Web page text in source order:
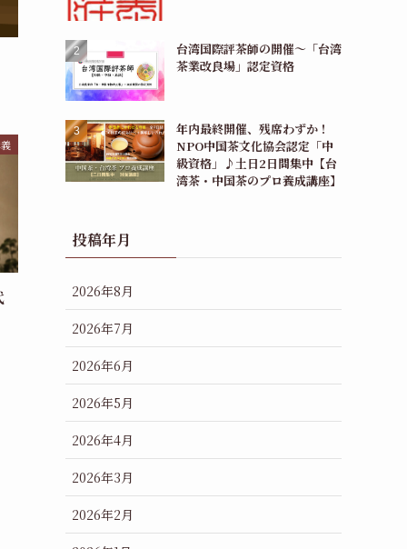
台湾国際評茶師の開催〜「台湾
茶業改良場」認定資格
年内最終開催、残席わずか！
NPO中国茶文化協会認定「中
級資格」♪土日2日間集中【台
湾茶・中国茶のプロ養成講座】
投稿年月
2026年8月
2026年7月
2026年6月
2026年5月
2026年4月
2026年3月
2026年2月